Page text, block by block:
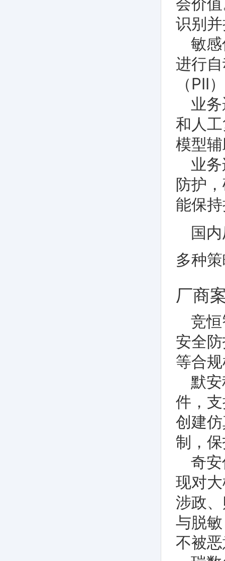
识别
敏
进行
（PII
业
和人
模型
业
防护
能保
国
多种
厂商
竞
安全
等合
默
件，
创建
制，
奇
现对
涉政
与脱
不被